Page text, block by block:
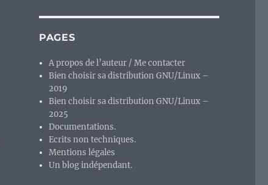
PAGES
A propos de l’auteur / Me contacter
Bien choisir sa distribution GNU/Linux –
2019
Bien choisir sa distribution GNU/Linux –
2025
Documentations.
Ecrits non techniques.
Mentions légales
Un blog indépendant.